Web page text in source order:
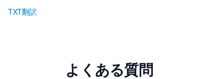
TXT翻訳
よくある質問